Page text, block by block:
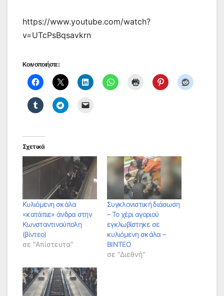
https://www.youtube.com/watch?
v=UTcPsBqsavkrn
Κοινοποιήστε:
Σχετικά
Κυλιόμενη σκάλα
«κατάπιε» άνδρα στην
Κωνσταντινούπολη
(βίντεο)
σε "Απίστευτα"
Συγκλονιστική διάσωση
– Το χέρι αγοριού
εγκλωβίστηκε σε
κυλιόμενη σκάλα –
ΒΙΝΤΕΟ
σε "Διεθνή"